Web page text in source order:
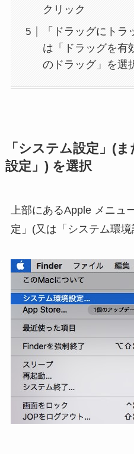
クリック
「ドラッグにト
は「ドラッグを有
のドラッグ」を選
「システム設定」(
設定」) を選択
上部にあるApple メニュ
定」(又は「システム環境